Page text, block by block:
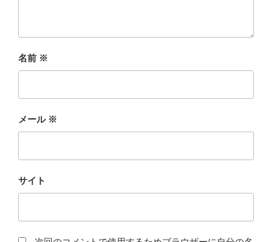
名前 ※
メール ※
サイト